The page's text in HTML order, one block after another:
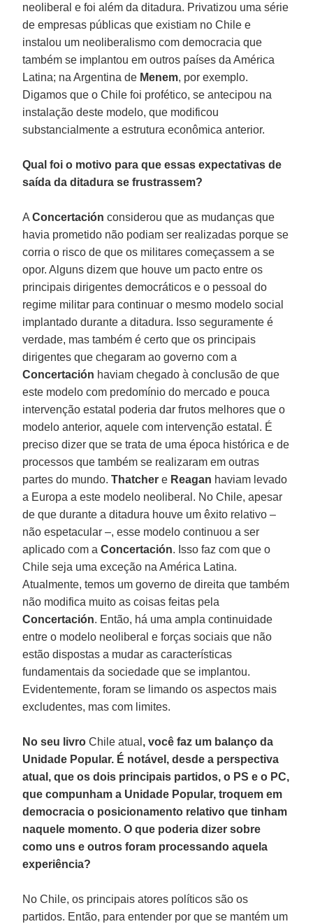
neoliberal e foi além da ditadura. Privatizou uma série
de empresas públicas que existiam no Chile e
instalou um neoliberalismo com democracia que
também se implantou em outros países da América
Latina; na Argentina de Menem, por exemplo.
Digamos que o Chile foi profético, se antecipou na
instalação deste modelo, que modificou
substancialmente a estrutura econômica anterior.
Qual foi o motivo para que essas expectativas de
saída da ditadura se frustrassem?
AConcertaciónconsiderou que as mudanças que
havia prometido não podiam ser realizadas porque se
corria o risco de que os militares começassem a se
opor. Alguns dizem que houve um pacto entre os
principais dirigentes democráticos e o pessoal do
regime militar para continuar o mesmo modelo social
implantado durante a ditadura. Isso seguramente é
verdade, mas também é certo que os principais
dirigentes que chegaram ao governo com a
Concertación haviam chegado à conclusão de que
este modelo com predomínio do mercado e pouca
intervenção estatal poderia dar frutos melhores que o
modelo anterior, aquele com intervenção estatal. É
preciso dizer que se trata de uma época histórica e de
processos que também se realizaram em outras
partes do mundo.Thatchere Reagan haviam levado
a Europa a este modelo neoliberal. No Chile, apesar
de que durante a ditadura houve um êxito relativo –
não espetacular –, esse modelo continuou a ser
aplicado com aConcertación. Isso faz com que o
Chile seja uma exceção na América Latina.
Atualmente, temos um governo de direita que também
não modifica muito as coisas feitas pela
Concertación. Então, há uma ampla continuidade
entre o modelo neoliberal e forças sociais que não
estão dispostas a mudar as características
fundamentais da sociedade que se implantou.
Evidentemente, foram se limando os aspectos mais
excludentes, mas com limites.
No seu livroChile atual , você faz um balanço da
Unidade Popular. É notável, desde a perspectiva
atual, que os dois principais partidos, o PS e o PC,
que compunham a Unidade Popular, troquem em
democracia o posicionamento relativo que tinham
naquele momento. O que poderia dizer sobre
como uns e outros foram processando aquela
experiência?
No Chile, os principais atores políticos são os
partidos. Então, para entender por que se mantém um